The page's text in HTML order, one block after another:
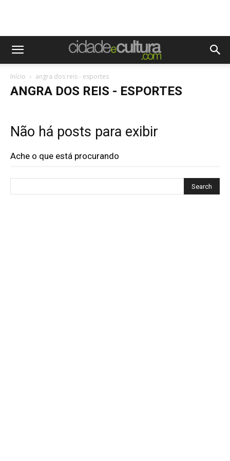
Início angra dos reis - esportes
ANGRA DOS REIS - ESPORTES
Não há posts para exibir
Ache o que está procurando